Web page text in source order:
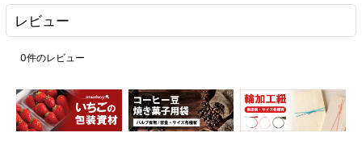
レビュー
0件のレビュー